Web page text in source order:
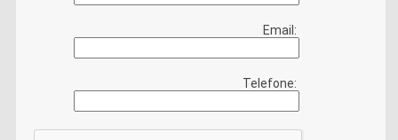
Email:
Telefone: